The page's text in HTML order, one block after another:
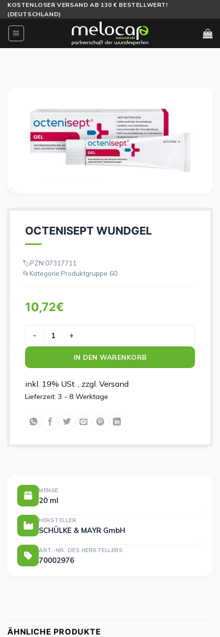
Zum
Inhalt
springen
KOSTENLOSER VERSAND AB 130 € BESTELLWERT!
(DEUTSCHLAND)
OCTENISEPT WUNDGEL
PZN:07317711
Kategorie:Produktgruppe 60
10,72€
OCTENISEPT WUNDGEL Menge
IN DEN WARENKORB
inkl. 19% USt. , zzgl. Versand
Lieferzeit: 3 - 8 Werktage
MENGE
20 ml
HERSTELLER
SCHÜLKE & MAYR GmbH
ART.-NR. DES HERSTELLERS
70002976
ÄHNLICHE PRODUKTE